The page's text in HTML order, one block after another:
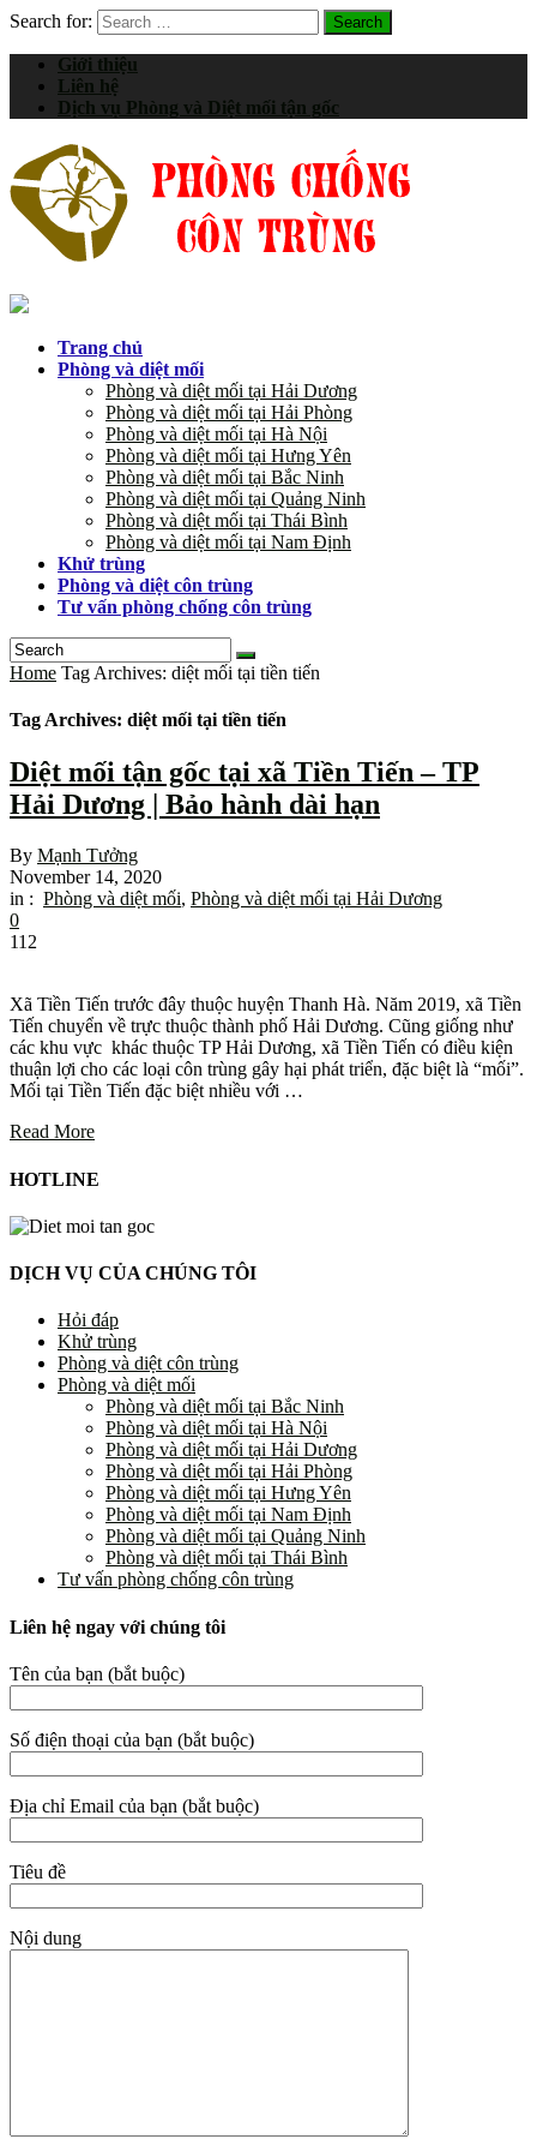
Search for:
Giới thiệu
Liên hệ
Dịch vụ Phòng và Diệt mối tận gốc
Trang chủ
Phòng và diệt mối
Phòng và diệt mối tại Hải Dương
Phòng và diệt mối tại Hải Phòng
Phòng và diệt mối tại Hà Nội
Phòng và diệt mối tại Hưng Yên
Phòng và diệt mối tại Bắc Ninh
Phòng và diệt mối tại Quảng Ninh
Phòng và diệt mối tại Thái Bình
Phòng và diệt mối tại Nam Định
Khử trùng
Phòng và diệt côn trùng
Tư vấn phòng chống côn trùng
Home Tag Archives: diệt mối tại tiền tiến
Tag Archives: diệt mối tại tiền tiến
Diệt mối tận gốc tại xã Tiền Tiến – TP
Hải Dương | Bảo hành dài hạn
By Mạnh Tưởng
November 14, 2020
in : Phòng và diệt mối, Phòng và diệt mối tại Hải Dương
0
112
Xã Tiền Tiến trước đây thuộc huyện Thanh Hà. Năm 2019, xã Tiền
Tiến chuyển về trực thuộc thành phố Hải Dương. Cũng giống như
các khu vực khác thuộc TP Hải Dương, xã Tiền Tiến có điều kiện
thuận lợi cho các loại côn trùng gây hại phát triển, đặc biệt là “mối”.
Mối tại Tiền Tiến đặc biệt nhiều với …
Read More
HOTLINE
DỊCH VỤ CỦA CHÚNG TÔI
Hỏi đáp
Khử trùng
Phòng và diệt côn trùng
Phòng và diệt mối
Phòng và diệt mối tại Bắc Ninh
Phòng và diệt mối tại Hà Nội
Phòng và diệt mối tại Hải Dương
Phòng và diệt mối tại Hải Phòng
Phòng và diệt mối tại Hưng Yên
Phòng và diệt mối tại Nam Định
Phòng và diệt mối tại Quảng Ninh
Phòng và diệt mối tại Thái Bình
Tư vấn phòng chống côn trùng
Liên hệ ngay với chúng tôi
Tên của bạn (bắt buộc)
Số điện thoại của bạn (bắt buộc)
Địa chỉ Email của bạn (bắt buộc)
Tiêu đề
Nội dung